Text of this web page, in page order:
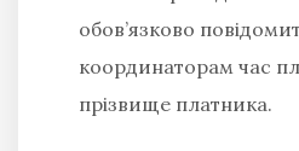
обов’язково
координаторам час
прізвище платника.